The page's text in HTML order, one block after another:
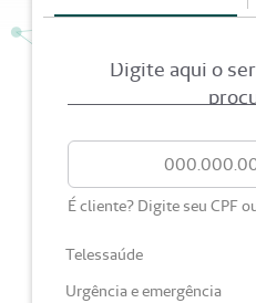
Digite aqui o
É cliente? Digite seu CPF
Telessaúde
Urgência e emergência